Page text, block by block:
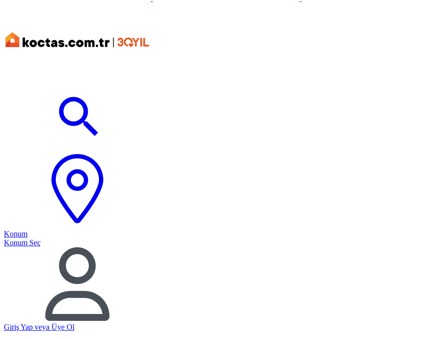
Konum
Konum Seç
Giriş Yap veya Üye Ol